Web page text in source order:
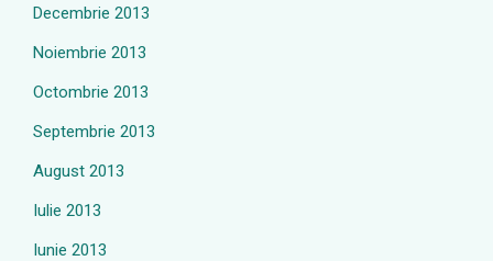
Decembrie 2013
Noiembrie 2013
Octombrie 2013
Septembrie 2013
August 2013
Iulie 2013
Iunie 2013